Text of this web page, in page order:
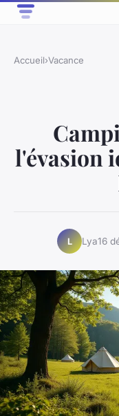
Accueil›Vacance
l'évasion
L Lya16